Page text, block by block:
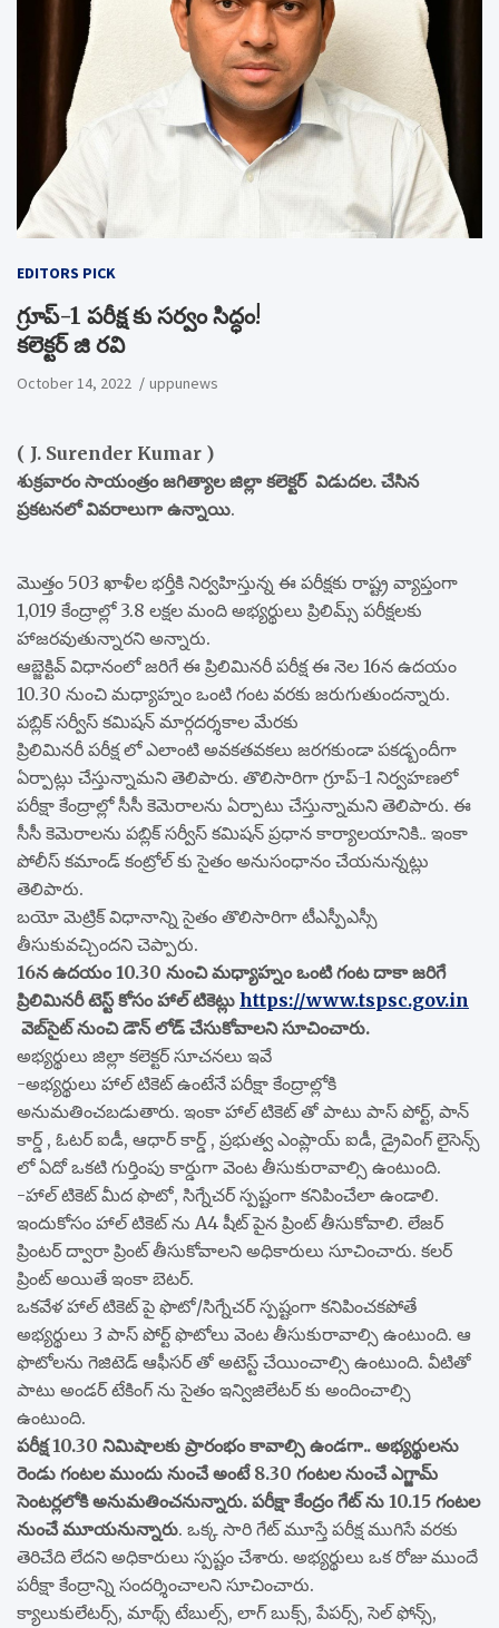
EDITORS PICK
గ్రూప్‌‌-1 పరీక్ష కు సర్వం సిద్ధం!
కలెక్టర్ జి రవి
October 14, 2022 uppunews
( J. Surender Kumar )
శుక్రవారం సాయంత్రం జగిత్యాల జిల్లా కలెక్టర్ విడుదల. చేసిన
ప్రకటనలో వివరాలుగా ఉన్నాయి.
మొత్తం 503 ఖాళీల భర్తీకి నిర్వహిస్తున్న ఈ పరీక్షకు రాష్ట్ర వ్యాప్తంగా
1,019 కేంద్రాల్లో 3.8 లక్షల మంది అభ్యర్థులు ప్రిలిమ్స్ పరీక్షలకు
హాజరవుతున్నారని అన్నారు.
ఆబ్జెక్టివ్ విధానంలో జరిగే ఈ ప్రిలిమినరీ పరీక్ష ఈ నెల 16న ఉదయం
10.30 నుంచి మధ్యాహ్నం ఒంటి గంట వరకు జరుగుతుందన్నారు.
పబ్లిక్ సర్వీస్ కమిషన్ మార్గదర్శకాల మేరకు
ప్రిలిమినరీ పరీక్ష లో ఎలాంటి అవకతవకలు జరగకుండా పకడ్బందీగా
ఏర్పాట్లు చేస్తున్నామని తెలిపారు. తొలిసారిగా గ్రూప్-1 నిర్వహణలో
పరీక్షా కేంద్రాల్లో సీసీ కెమెరాలను ఏర్పాటు చేస్తున్నామని తెలిపారు. ఈ
సీసీ కెమెరాలను పబ్లిక్ సర్వీస్ కమిషన్ ప్రధాన కార్యాలయానికి.. ఇంకా
పోలీస్ కమాండ్ కంట్రోల్ కు సైతం అనుసంధానం చేయనున్నట్లు
తెలిపారు.
బయో మెట్రిక్ విధానాన్ని సైతం తొలిసారిగా టీఎస్పీఎస్సీ
తీసుకువచ్చిందని చెప్పారు.
16న ఉదయం 10.30 నుంచి మధ్యాహ్నం ఒంటి గంట దాకా జరిగే
ప్రిలిమినరీ టెస్ట్ కోసం హాల్ టికెట్లు https://www.tspsc.gov.in
వెబ్​సైట్ నుంచి డౌన్ లోడ్ చేసుకోవాలని సూచించారు.
అభ్యర్థులు జిల్లా కలెక్టర్ సూచనలు ఇవే
-అభ్యర్థులు హాల్ టికెట్ ఉంటేనే పరీక్షా కేంద్రాల్లోకి
అనుమతించబడుతారు. ఇంకా హాల్ టికెట్ తో పాటు పాస్ పోర్ట్, పాన్
కార్డ్ , ఓటర్ ఐడీ, ఆధార్ కార్డ్ , ప్రభుత్వ ఎంప్లాయ్ ఐడీ, డ్రైవింగ్ లైసెన్స్
లో ఏదో ఒకటి గుర్తింపు కార్డుగా వెంట తీసుకురావాల్సి ఉంటుంది.
-హాల్ టికెట్ మీద ఫొటో, సిగ్నేచర్ స్పష్టంగా కనిపించేలా ఉండాలి.
ఇందుకోసం హాల్ టికెట్ ను A4 షీట్ పైన ప్రింట్ తీసుకోవాలి. లేజర్
ప్రింటర్ ద్వారా ప్రింట్ తీసుకోవాలని అధికారులు సూచించారు. కలర్
ప్రింట్ అయితే ఇంకా బెటర్.
ఒకవేళ హాల్ టికెట్ పై ఫొటో/సిగ్నేచర్ స్పష్టంగా కనిపించకపోతే
అభ్యర్థులు 3 పాస్ పోర్ట్ ఫొటోలు వెంట తీసుకురావాల్సి ఉంటుంది. ఆ
ఫొటోలను గెజిటెడ్ ఆఫీసర్ తో అటెస్ట్ చేయించాల్సి ఉంటుంది. వీటితో
పాటు అండర్ టేకింగ్ ను సైతం ఇన్విజిలేటర్ కు అందించాల్సి
ఉంటుంది.
పరీక్ష 10.30 నిమిషాలకు ప్రారంభం కావాల్సి ఉండగా.. అభ్యర్థులను
రెండు గంటల ముందు నుంచే అంటే 8.30 గంటల నుంచే ఎగ్జామ్
సెంటర్లలోకి అనుమతించనున్నారు. పరీక్షా కేంద్రం గేట్ ను 10.15 గంటల
నుంచే మూయనున్నారు. ఒక్క సారి గేట్ మూస్తే పరీక్ష ముగిసే వరకు
తెరిచేది లేదని అధికారులు స్పష్టం చేశారు. అభ్యర్థులు ఒక రోజు ముందే
పరీక్షా కేంద్రాన్ని సందర్శించాలని సూచించారు.
క్యాలుకులేటర్స్, మాథ్స్ టేబుల్స్, లాగ్ బుక్స్, పేపర్స్, సెల్ ఫోన్స్,